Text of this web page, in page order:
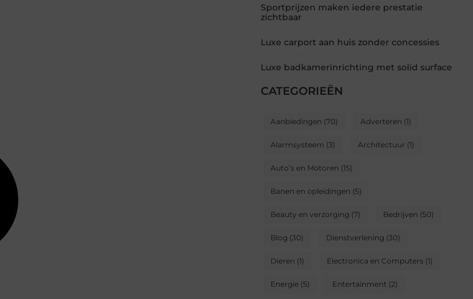
Sportprijzen maken iedere prestatie
zichtbaar
Luxe carport aan huis zonder concessies
Luxe badkamerinrichting met solid surface
CATEGORIEËN
Aanbiedingen (70) Adverteren (1)
Alarmsysteem (3) Architectuur (1)
Auto’s en Motoren (15)
Banen en opleidingen (5)
Beauty en verzorging (7) Bedrijven (50)
Blog (30) Dienstverlening (30)
Dieren (1) Electronica en Computers (1)
Energie (5) Entertainment (2)